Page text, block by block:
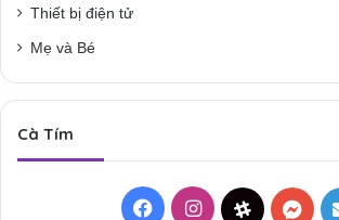
Thiết bị điện tử
Mẹ và Bé
Cà Tím
FacebookInstagramThreads